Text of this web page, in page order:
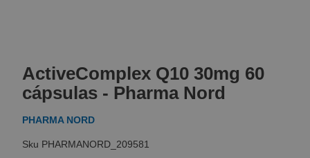
the
beginning
of
the
gallery
ActiveComplex Q10 30mg 60
cápsulas - Pharma Nord
PHARMA NORD
PHARMANORD_209581